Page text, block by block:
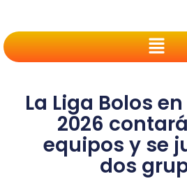
La Liga Bolos
2026
equipos y se
dos